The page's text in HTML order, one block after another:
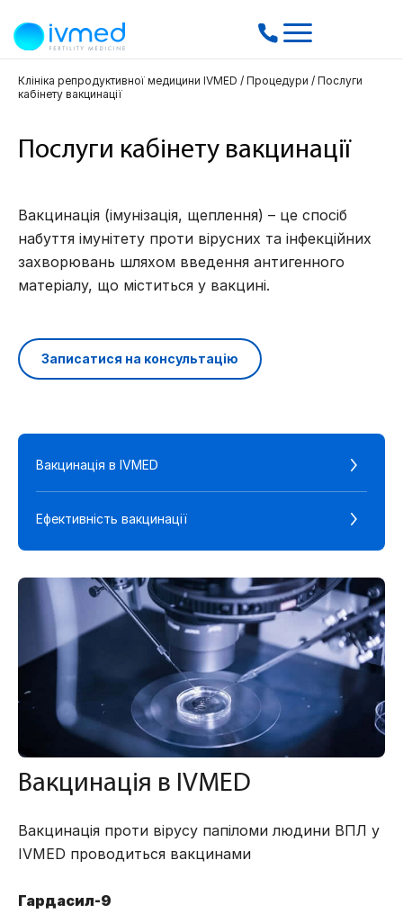
Клініка репродуктивної медицини IVMED / Процедури / Послуги
кабінету вакцинації
Послуги кабінету вакцинації
Вакцинація (імунізація, щеплення) – це спосіб
набуття імунітету проти вірусних та інфекційних
захворювань шляхом введення антигенного
матеріалу, що міститься у вакцині.
Записатися на консультацію
Вакцинація в IVMED
Ефективність вакцинації
Вакцинація в IVMED
Вакцинація проти вірусу папіломи людини ВПЛ у
IVMED проводиться вакцинами
Гардасил-9